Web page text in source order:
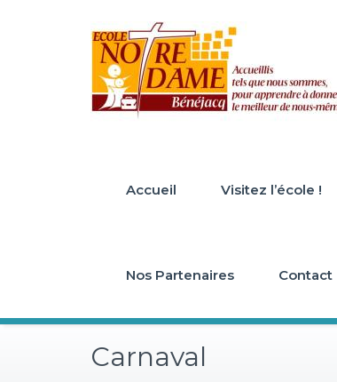
Accueil Visitez l’école !
Nos Partenaires Contact
Carnaval